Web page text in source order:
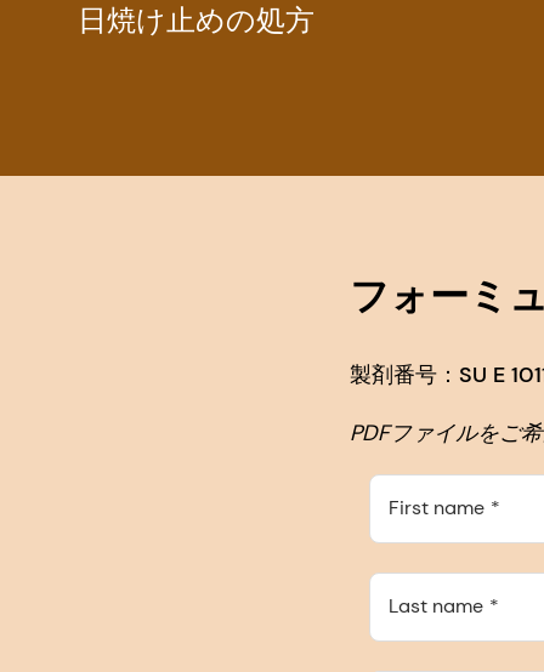
日焼け止めの処方
フォーミ
製剤番号：SU E
PDFファイルをご
First name
Last name